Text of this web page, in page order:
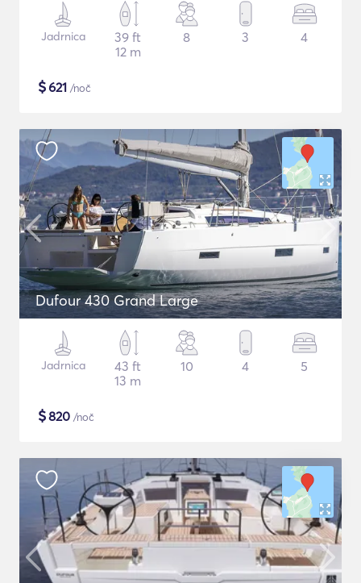
Jadrnica
39 ft
12 m
8 3 4
$621 /noč
Dufour 430 Grand Large
Jadrnica
43 ft
13 m
10 4 5
$820 /noč